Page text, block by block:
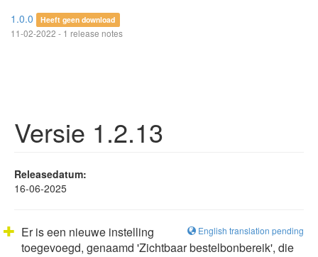
1.0.0 Heeft geen download
11-02-2022 - 1 release notes
Versie 1.2.13
Releasedatum:
16-06-2025
English translation pending
Er is een nieuwe instelling
toegevoegd, genaamd 'Zichtbaar bestelbonbereik', die